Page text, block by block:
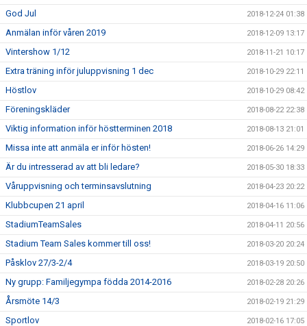
God Jul 2018-12-24 01:38
Anmälan inför våren 2019 2018-12-09 13:17
Vintershow 1/12 2018-11-21 10:17
Extra träning inför juluppvisning 1 dec 2018-10-29 22:11
Höstlov 2018-10-29 08:42
Föreningskläder 2018-08-22 22:38
Viktig information inför höstterminen 2018 2018-08-13 21:01
Missa inte att anmäla er inför hösten! 2018-06-26 14:29
Är du intresserad av att bli ledare? 2018-05-30 18:33
Våruppvisning och terminsavslutning 2018-04-23 20:22
Klubbcupen 21 april 2018-04-16 11:06
StadiumTeamSales 2018-04-11 20:56
Stadium Team Sales kommer till oss! 2018-03-20 20:24
Påsklov 27/3-2/4 2018-03-19 20:50
Ny grupp: Familjegympa födda 2014-2016 2018-02-28 20:26
Årsmöte 14/3 2018-02-19 21:29
Sportlov 2018-02-16 17:05